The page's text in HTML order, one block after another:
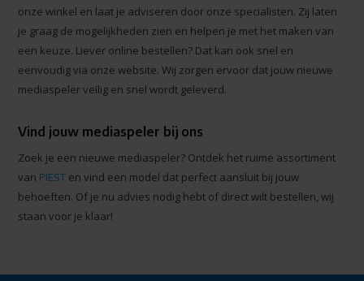
onze winkel en laat je adviseren door onze specialisten. Zij laten
je graag de mogelijkheden zien en helpen je met het maken van
een keuze. Liever online bestellen? Dat kan ook snel en
eenvoudig via onze website. Wij zorgen ervoor dat jouw nieuwe
mediaspeler veilig en snel wordt geleverd.
Vind jouw mediaspeler bij ons
Zoek je een nieuwe mediaspeler? Ontdek het ruime assortiment
van PIEST en vind een model dat perfect aansluit bij jouw
behoeften. Of je nu advies nodig hebt of direct wilt bestellen, wij
staan voor je klaar!